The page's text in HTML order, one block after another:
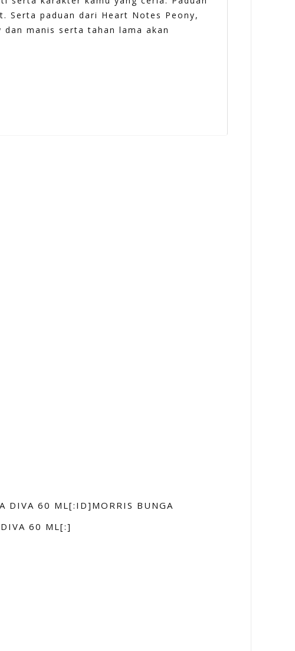
Serta paduan dari Heart Notes Peony,
manis serta tahan lama akan
DIVA 60 ML[:ID]MORRIS BUNGA
DIVA 60 ML[:]